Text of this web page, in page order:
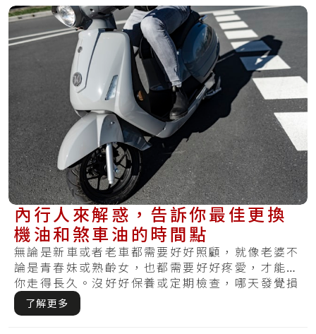
內行人來解惑，告訴你最佳更換
機油和煞車油的時間點
無論是新車或者老車都需要好好照顧，就像老婆不
論是青春妹或熟齡女，也都需要好好疼愛，才能陪
你走得長久。沒好好保養或定期檢查，哪天發覺損
壞才.....
了解更多